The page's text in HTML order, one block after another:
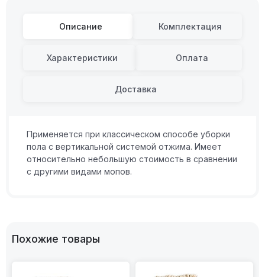
Описание Комплектация
Характеристики Оплата
Доставка
Применяется при классическом способе уборки
пола с вертикальной системой отжима. Имеет
относительно небольшую стоимость в сравнении
с другими видами мопов.
Похожие товары